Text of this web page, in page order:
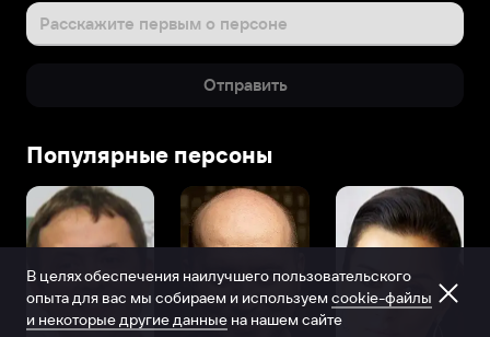
Расскажите первым о персоне
Отправить
Популярные персоны
В целях обеспечения наилучшего пользовательского
опыта для вас мы собираем и используем cookie-файлы
и некоторые другие данные на нашем сайте